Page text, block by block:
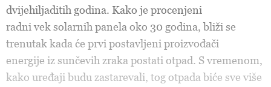
dvijehiljaditih godina. Kako je procenjeni
radni vek solarnih panela oko 30 godina, bliži se
trenutak kada će prvi postavljeni proizvođači
energije iz sunčevih zraka postati otpad. S vremenom,
kako uređaji budu zastarevali, tog otpada biće sve više